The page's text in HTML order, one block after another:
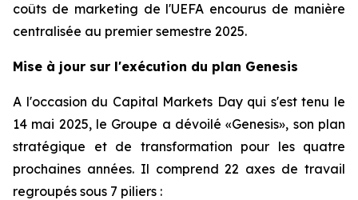
coûts de marketing de l'UEFA encourus de manière
centralisée au premier semestre 2025.
Mise à jour sur l'exécution du plan Genesis
A l'occasion du Capital Markets Day qui s'est tenu le
14 mai 2025, le Groupe a dévoilé «Genesis», son plan
stratégique et de transformation pour les quatre
prochaines années. Il comprend 22 axes de travail
regroupés sous 7 piliers :